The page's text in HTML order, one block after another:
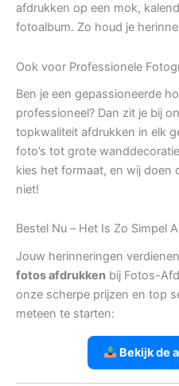
afdrukken op een mok,
fotoalbum. Zo houd je
Ook voor Professionele
Ben je een gepassioneerde
professioneel? Dan zit je bij
topkwaliteit afdrukken in elk
foto’s tot grote
kies het formaat, en wij doen
niet!
Bestel Nu – Het Is Zo Simpel
Jouw herinneringen
fotos afdrukken bij Fotos-
onze scherpe prijzen en top
meteen te starten:
Bekijk de